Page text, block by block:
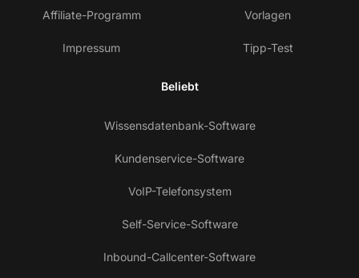
Affiliate-Programm
Impressum
Vorlagen
Tipp-Test
Beliebt
Wissensdatenbank-Software
Kundenservice-Software
VoIP-Telefonsystem
Self-Service-Software
Inbound-Callcenter-Software